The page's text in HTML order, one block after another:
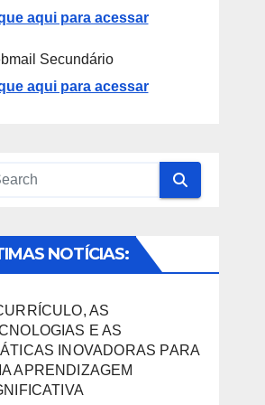
aqui para acessar
Secundário
aqui para acessar
NOTÍCIAS:
AS
E AS
INOVADORAS PARA
APRENDIZAGEM